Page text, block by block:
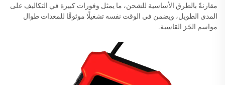
مقارنةً بالطرق الأساسية للشحن، ما يمثل وفورات كبيرة في التكاليف على
المدى الطويل، ويضمن في الوقت نفسه تشغيلًا موثوقًا للمعدات طوال
مواسم الجَز القاسية.